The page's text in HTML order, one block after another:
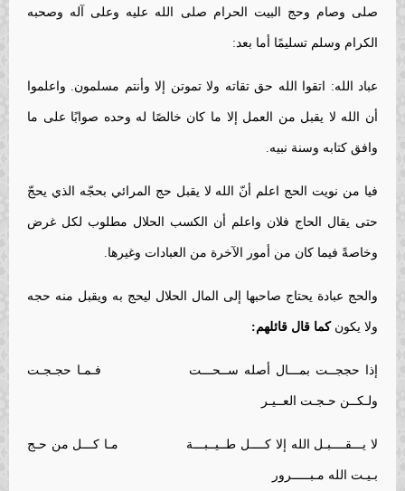
صلى وصام وحج البيت الحرام صلى الله عليه وعلى آله وصحبه
الكرام وسلم تسليمًا أما بعد:
عباد الله: اتقوا الله حق تقاته ولا تموتن إلا وأنتم مسلمون. واعلموا
أن الله لا يقبل من العمل إلا ما كان خالصًا له وحده صوابًا على ما
وافق كتابه وسنة نبيه.
فيا من نويت الحج اعلم أنّ الله لا يقبل حج المرائي بحجّه الذي يحجّ
حتى يقال الحاج فلان واعلم أن الكسب الحلال مطلوب لكل غرض
وخاصةً فيما كان من أمور الآخرة من العبادات وغيرها.
والحج عبادة يحتاج صاحبها إلى المال الحلال ليحج به ويقبل منه حجه
ولا يكونكما قال قائلهم:
إذا حججــت بمـــال أصله ســحـــت فـمـا حجـجـت
ولـكــن حـجـت العــيـر
لا يـــقــــبـل الله إلا كــــل طــيــبـــة مـا كـــل من حـج
بـيـت الله مـبـــــرور